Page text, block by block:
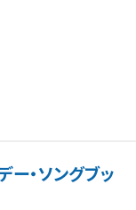
・ソングブッ